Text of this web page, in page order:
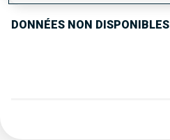
DONNÉES NON DISPONIBLES